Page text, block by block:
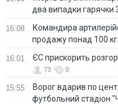
два випадки гарячки
16:08
Командира
продажу понад 100
16:01 ЄС прискорить
73 0
15:55
Ворог вдарив по
футбольний стадіон